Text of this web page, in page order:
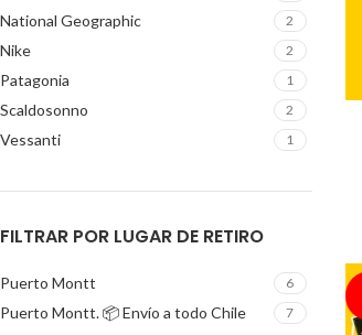
National Geographic 2
Nike 2
Patagonia 1
Scaldosonno 2
Vessanti 1
FILTRAR POR LUGAR DE RETIRO
Puerto Montt 6
Puerto Montt. 📦 Envío a todo Chile 7